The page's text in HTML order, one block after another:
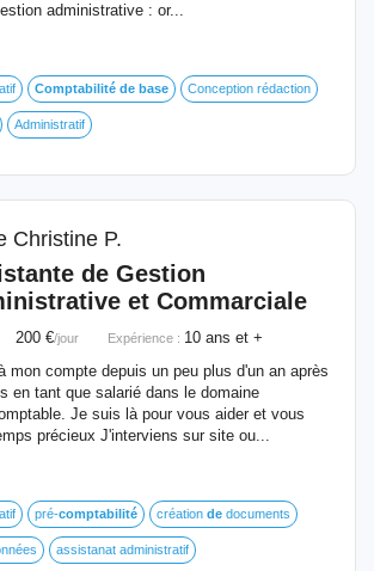
administrative : or...
Comptabilité de base Conception rédaction
Administratif
Christine P.
de Gestion
et Commarciale
200 €/jour Expérience : 10 ans et +
mon compte depuis un peu plus d'un an après
en tant que salarié dans le domaine
Je suis là pour vous aider et vous
précieux J'interviens sur site ou...
pré-comptabilité création de documents
assistanat administratif